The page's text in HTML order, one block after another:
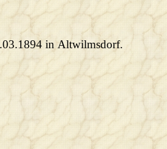
in Altwilmsdorf.